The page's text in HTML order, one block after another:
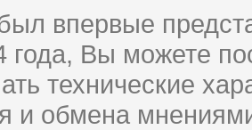
впервые
года, Вы можете
технические
и обмена